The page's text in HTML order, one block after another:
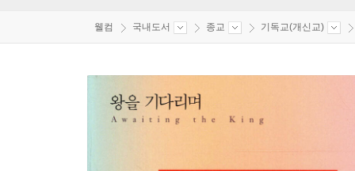
웰컴 국내도서 종교 기독교(개신교)